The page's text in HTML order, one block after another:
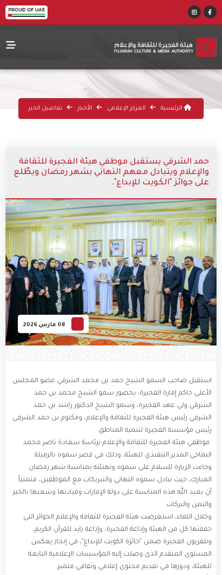
الرئيسية المركز الإعلامى الأخبار تفاصيل الخبر
حمد الشرقي يستقبل موظفي هيئة الفجيرة للثقافة
والإعلام ويتبادل معهم التهاني بشهر رمضان ويطّلع
على جوائز "الكويت للإبداع".
استقبل صاحب السمو الشيخ حمد بن محمد الشرقي عضو المجلس
الأعلى حاكم إمارة الفجيرة، بحضور سمو الشيخ محمد بن حمد
الشرقي ولي عهد الفجيرة، وسمو الشيخ الدكتور راشد بن حمد
الشرقي رئيس هيئة الفجيرة للثقافة والإعلام، ومكتوم بن حمد الشرقي
رئيس مؤسسة الفجيرة لتنمية المناطق.
موظفي هيئة الفجيرة للثقافة والإعلام برئاسة سعادة ناصر محمد
اليماحي المدير التنفيذي للهيئة، وذلك في قصر سموه بالرميلة.
وجاءت الزيارة للسلام على سموه وتهنئته بمناسبة شهر رمضان
المبارك، حيث تبادل سموه التهاني والتبريكات مع الموظفين، متمنياً
أن يعيد الله هذه المناسبة على دولة الإمارات وقيادتها وشعبها بالخير
واليمن والبركات.
وخلال اللقاء، استعرضت هيئة الفجيرة للثقافة والإعلام الجوائز التي
حققتها كل من الهيئة وإذاعة الفجيرة، وإذاعة زايد للقرآن الكريم،
وتلفزيون الفجيرة ضمن "جائزة الكويت للإبداع"، في إنجاز يعكس
المستوى المتقدم الذي وصلت إليه المؤسسات الإعلامية التابعة
للهيئة، ودورها في تقديم محتوى إعلامي وثقافي متميز.